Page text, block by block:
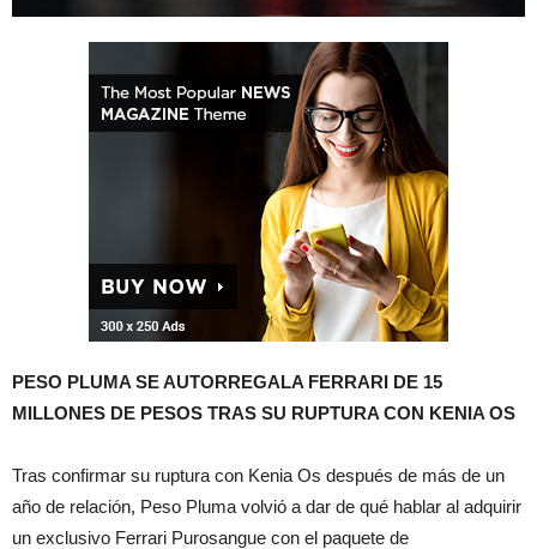
PESO PLUMA SE AUTORREGALA FERRARI DE 15
MILLONES DE PESOS TRAS SU RUPTURA CON KENIA OS
Tras confirmar su ruptura con Kenia Os después de más de un
año de relación, Peso Pluma volvió a dar de qué hablar al adquirir
un exclusivo Ferrari Purosangue con el paquete de